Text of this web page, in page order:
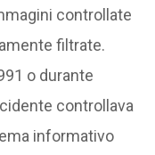
controllate
filtrate.
o durante
controllava
informativo